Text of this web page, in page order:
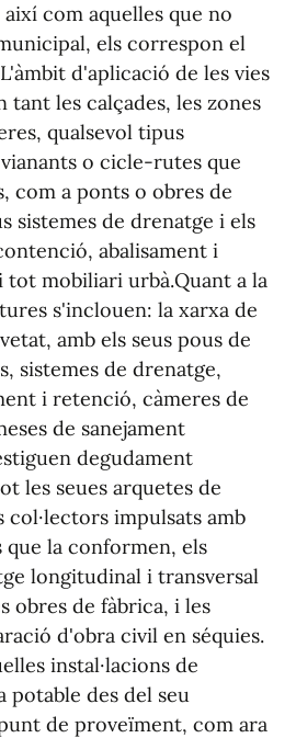
com aquelles que no
els correspon el
d'aplicació de les vies
tant les calçades, les zones
qualsevol tipus
o cicle-rutes que
com a ponts o obres de
sistemes de drenatge i els
abalisament i
tot mobiliari urbà.Quant a la
s'inclouen: la xarxa de
amb els seus pous de
sistemes de drenatge,
i retenció, càmeres de
de sanejament
degudament
les seues arquetes de
col·lectors impulsats amb
que la conformen, els
longitudinal i transversal
obres de fàbrica, i les
d'obra civil en séquies.
instal·lacions de
potable des del seu
de proveïment, com ara